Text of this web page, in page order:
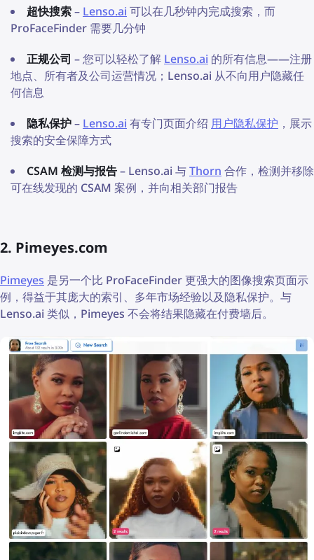
超快搜索– Lenso.ai 可以在几秒钟内完成搜索，而
ProFaceFinder 需要几分钟
正规公司 – 您可以轻松了解 Lenso.ai 的所有信息——注册
地点、所有者及公司运营情况；Lenso.ai 从不向用户隐藏任
何信息
隐私保护– Lenso.ai 有专门页面介绍 用户隐私保护 ，展示
搜索的安全保障方式
CSAM 检测与报告– Lenso.ai 与Thorn 合作，检测并移除
可在线发现的 CSAM 案例，并向相关部门报告
2. Pimeyes.com
Pimeyes 是另一个比 ProFaceFinder 更强大的图像搜索页面示
例，得益于其庞大的索引、多年市场经验以及隐私保护。与
Lenso.ai 类似，Pimeyes 不会将结果隐藏在付费墙后。